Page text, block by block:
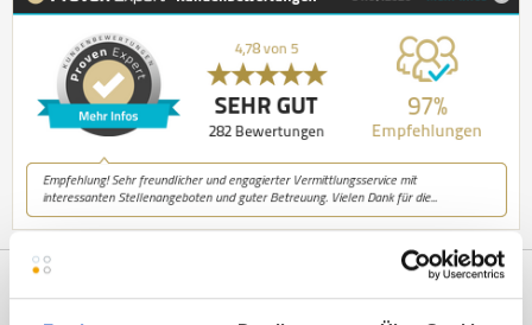
Wir sind